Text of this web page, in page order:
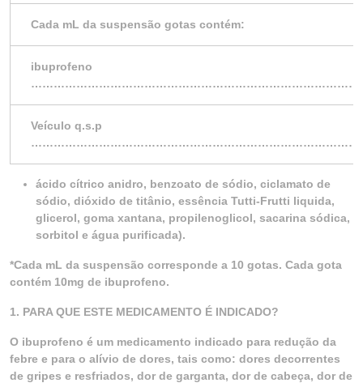
Cada mL da suspensão gotas contém:
ibuprofeno
Veículo q.s.p
ácido cítrico anidro, benzoato de sódio, ciclamato de
sódio, dióxido de titânio, essência Tutti-Frutti liquida,
glicerol, goma xantana, propilenoglicol, sacarina sódica,
sorbitol e água purificada).
*Cada mL da suspensão corresponde a 10 gotas. Cada gota
contém 10mg de ibuprofeno.
1. PARA QUE ESTE MEDICAMENTO É INDICADO?
O ibuprofeno é um medicamento indicado para redução da
febre e para o alívio de dores, tais como: dores decorrentes
de gripes e resfriados, dor de garganta, dor de cabeça, dor de